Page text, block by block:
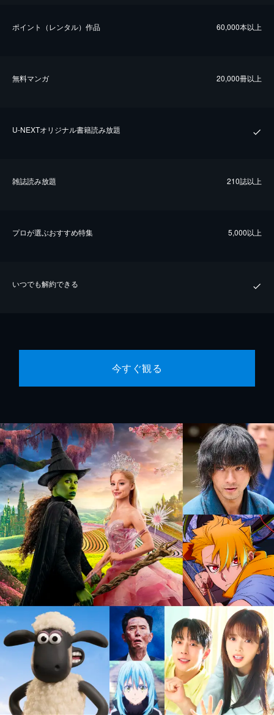
ポイント（レンタル）作品 60,000本以上
無料マンガ 20,000冊以上
U-NEXTオリジナル書籍読み放題
雑誌読み放題 210誌以上
プロが選ぶおすすめ特集 5,000以上
いつでも解約できる
今すぐ観る